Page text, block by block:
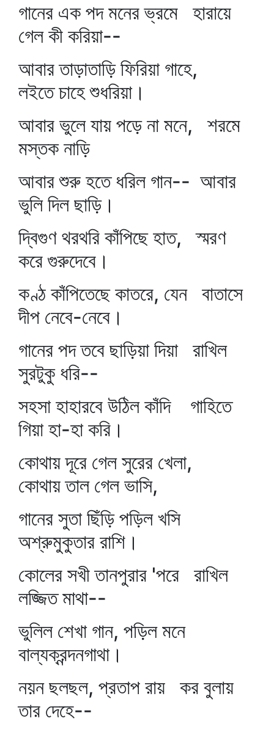
গানের এক পদ মনের ভ্রমে হারায়ে
গেল কী করিয়া--
আবার তাড়াতাড়ি ফিরিয়া গাহে,
লইতে চাহে শুধরিয়া।
আবার ভুলে যায় পড়ে না মনে, শরমে
মস্তক নাড়ি
আবার শুরু হতে ধরিল গান-- আবার
ভুলি দিল ছাড়ি।
দ্বিগুণ থরথরি কাঁপিছে হাত, স্মরণ
করে গুরুদেবে।
কণ্ঠ কাঁপিতেছে কাতরে, যেন বাতাসে
দীপ নেবে-নেবে।
গানের পদ তবে ছাড়িয়া দিয়া রাখিল
সুরটুকু ধরি--
সহসা হাহারবে উঠিল কাঁদি গাহিতে
গিয়া হা-হা করি।
কোথায় দূরে গেল সুরের খেলা,
কোথায় তাল গেল ভাসি,
গানের সুতা ছিঁড়ি পড়িল খসি
অশ্রুমুকুতার রাশি।
কোলের সখী তানপুরার 'পরে রাখিল
লজ্জিত মাথা--
ভুলিল শেখা গান, পড়িল মনে
বাল্যক্রন্দনগাথা।
নয়ন ছলছল, প্রতাপ রায় কর বুলায়
তার দেহে--